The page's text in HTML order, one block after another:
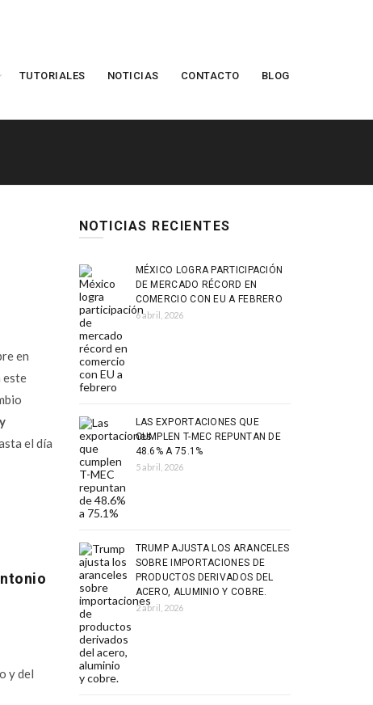
TUTORIALES NOTICIAS CONTACTO BLOG
en
este
el día
y del
NOTICIAS RECIENTES
MÉXICO LOGRA PARTICIPACIÓN
DE MERCADO RÉCORD EN
COMERCIO CON EU A FEBRERO
6 abril, 2026
LAS EXPORTACIONES QUE
CUMPLEN T-MEC REPUNTAN DE
48.6% A 75.1%
5 abril, 2026
TRUMP AJUSTA LOS ARANCELES
SOBRE IMPORTACIONES DE
PRODUCTOS DERIVADOS DEL
ACERO, ALUMINIO Y COBRE.
2 abril, 2026